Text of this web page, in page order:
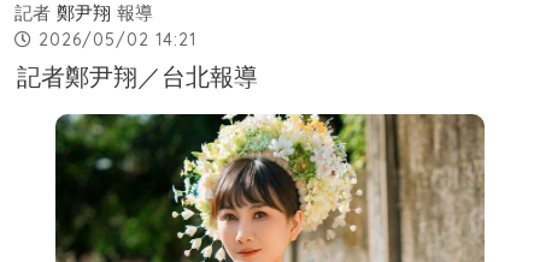
記者 鄭尹翔 報導
2026/05/02 14:21
記者鄭尹翔／台北報導